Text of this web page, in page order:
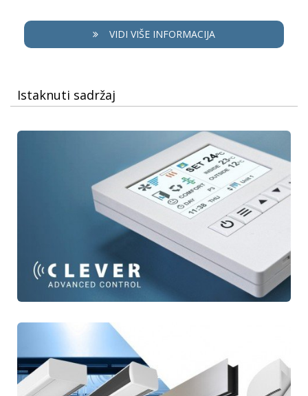
VIDI VIŠE INFORMACIJA
Istaknuti sadržaj